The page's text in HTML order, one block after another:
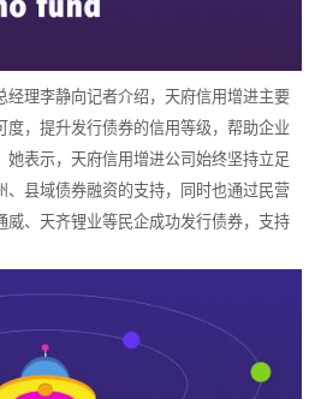
经理李静向记者介绍，天府信用增进主要
度，提升发行债券的信用等级，帮助企业
她表示，天府信用增进公司始终坚持立足
、县域债券融资的支持，同时也通过民营
威、天齐锂业等民企成功发行债券，支持